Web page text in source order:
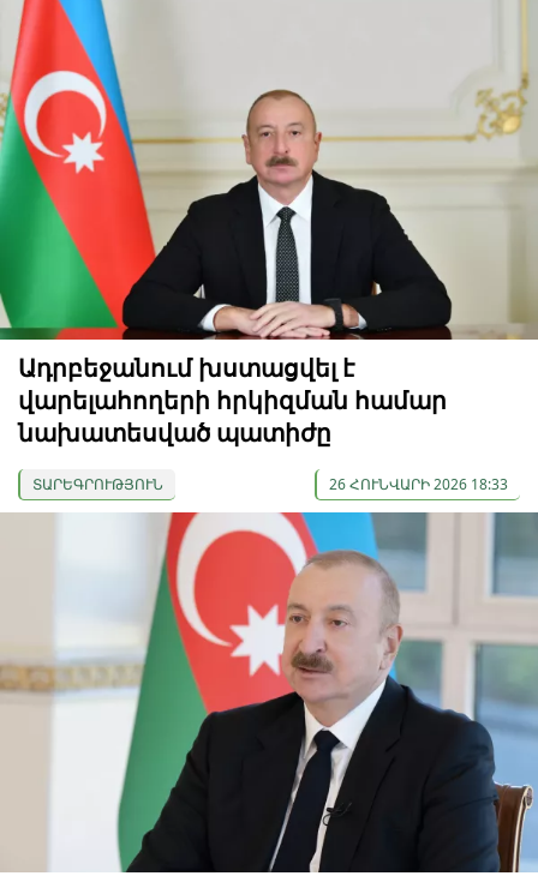
Ադրբեջանում խստացվել է
վարելահողերի հրկիզման համար
նախատեսված պատիժը
ՏԱՐԵԳՐՈՒԹՅՈՒՆ 26 ՀՈՒՆՎԱՐԻ 2026 18:33